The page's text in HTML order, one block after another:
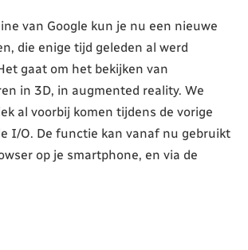
van Google kun je nu een nieuwe
die enige tijd geleden al werd
gaat om het bekijken van
in 3D, in augmented reality. We
al voorbij komen tijdens de vorige
I/O. De functie kan vanaf nu gebruikt
op je smartphone, en via de